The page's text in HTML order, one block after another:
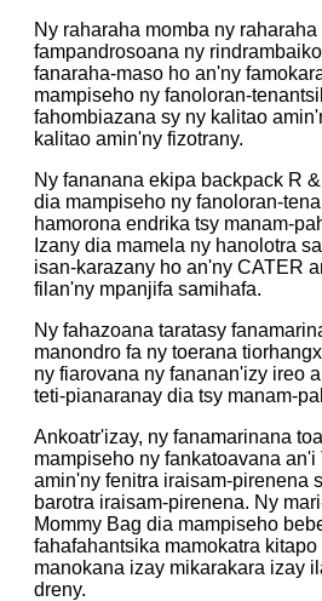
Ny raharaha momba ny
fampandrosoana ny
fanaraha-maso ho an'ny
mampiseho ny fanoloran-
fahombiazana sy ny kalitao
kalitao amin'ny fizotrany.
Ny fananana ekipa backpack R
dia mampiseho ny fanoloran-
hamorona endrika tsy manam-
Izany dia mamela ny hanolotra
isan-karazany ho an'ny CATER
filan'ny mpanjifa samihafa.
Ny fahazoana taratasy
manondro fa ny toerana
ny fiarovana ny fananan'izy ireo
teti-pianaranay dia tsy manam-
Ankoatr'izay, ny fanamarinana
mampiseho ny fankatoavana
amin'ny fenitra iraisam-pirenena
barotra iraisam-pirenena. Ny
Mommy Bag dia mampiseho
fahafahantsika mamokatra
manokana izay mikarakara izay
dreny.